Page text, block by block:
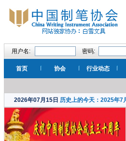
用户名: 密码:
首页 协会 行业动态
2026年07月15日 历史上的今天：2025年7